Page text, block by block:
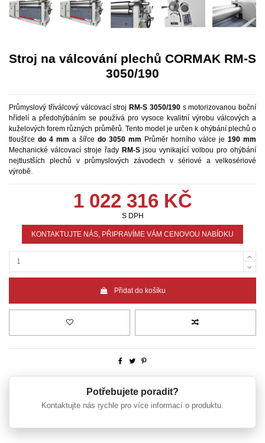
Stroj na válcování plechů CORMAK RM-S
3050/190
Průmyslový tříválcový válcovací stroj RM-S 3050/190s motorizovanou boční
hřídelí a předohýbáním se používá pro vysoce kvalitní výrobu válcových a
kuželových forem různých průměrů. Tento model je určen k ohýbání plechů o
tloušťce do 4 mm a šířce do 3050 mm Průměr horního válce je 190 mm
Mechanické válcovací stroje řady RM-Sjsou vynikající volbou pro ohýbání
nejtlustších plechů v průmyslových závodech v sériové a velkosériové
výrobě.
1 022 316 KČ
S DPH
KONTAKTUJTE NÁS, PŘIPRAVÍME VÁM CENOVOU NABÍDKU
Přidat do košíku
Potřebujete poradit?
Kontaktujte nás rychle pro více informací o produktu.